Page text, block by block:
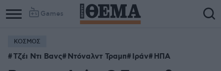
Games
ΚΟΣΜΟΣ
Τζέι Ντι Βανς Ντόναλντ Τραμπ Ιράν ΗΠΑ